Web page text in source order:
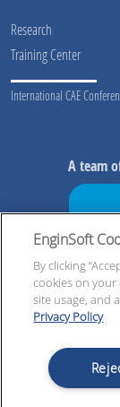
Research
Training Center
International CAE
A team
Preview
EnginSoft
By clicking
cookies on your
site usage, and
Privacy Policy